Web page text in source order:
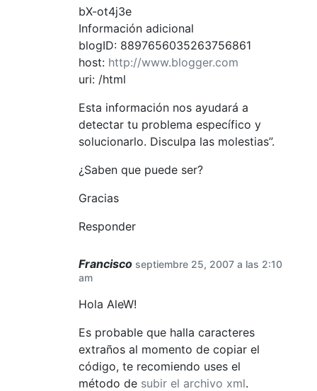
bX-ot4j3e
Información adicional
blogID: 8897656035263756861
host: http://www.blogger.com
uri: /html
Esta información nos ayudará a
detectar tu problema específico y
solucionarlo. Disculpa las molestias”.
¿Saben que puede ser?
Gracias
Responder
Francisco septiembre 25, 2007 a las 2:10
am
Hola AleW!
Es probable que halla caracteres
extraños al momento de copiar el
código, te recomiendo uses el
método de subir el archivo xml.